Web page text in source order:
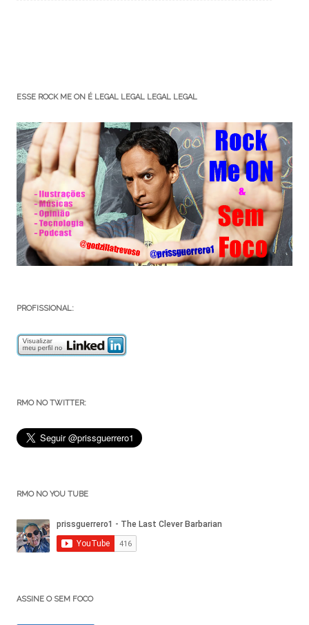
ESSE ROCK ME ON É LEGAL LEGAL LEGAL LEGAL
PROFISSIONAL:
RMO NO TWITTER:
RMO NO YOU TUBE
ASSINE O SEM FOCO